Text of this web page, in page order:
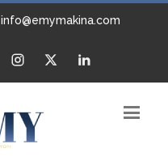
info@emymakina.com